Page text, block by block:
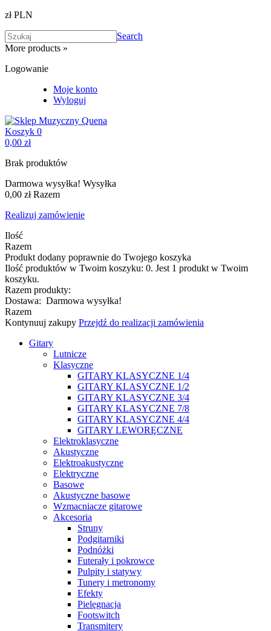
zł PLN
Search
More products »
Logowanie
Moje konto
Wyloguj
Koszyk 0
0,00 zł
Brak produktów
Darmowa wysyłka! Wysyłka
0,00 zł Razem
Realizuj zamówienie
Ilość
Razem
Produkt dodany poprawnie do Twojego koszyka
Ilość produktów w Twoim koszyku: 0. Jest 1 produkt w Twoim
koszyku.
Razem produkty:
Dostawa: Darmowa wysyłka!
Razem
Kontynuuj zakupy Przejdź do realizacji zamówienia
Gitary
Lutnicze
Klasyczne
GITARY KLASYCZNE 1/4
GITARY KLASYCZNE 1/2
GITARY KLASYCZNE 3/4
GITARY KLASYCZNE 7/8
GITARY KLASYCZNE 4/4
GITARY LEWORĘCZNE
Elektroklasyczne
Akustyczne
Elektroakustyczne
Elektryczne
Basowe
Akustyczne basowe
Wzmacniacze gitarowe
Akcesoria
Struny
Podgitarniki
Podnóżki
Futerały i pokrowce
Pulpity i statywy
Tunery i metronomy
Efekty
Pielęgnacja
Footswitch
Transmitery